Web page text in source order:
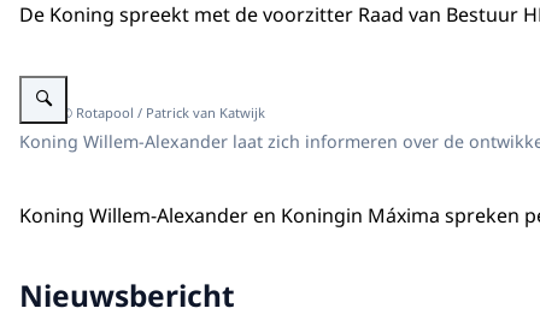
De Koning spreekt met de voorzitter Raad van Bestuur
Vergroot afbeelding Koning in de gang van een ziekenhuis in gesprek
Beeld: © Rotapool / Patrick van Katwijk
Koning Willem-Alexander laat zich informeren over de
Koning Willem-Alexander en Koningin Máxima
Nieuwsbericht